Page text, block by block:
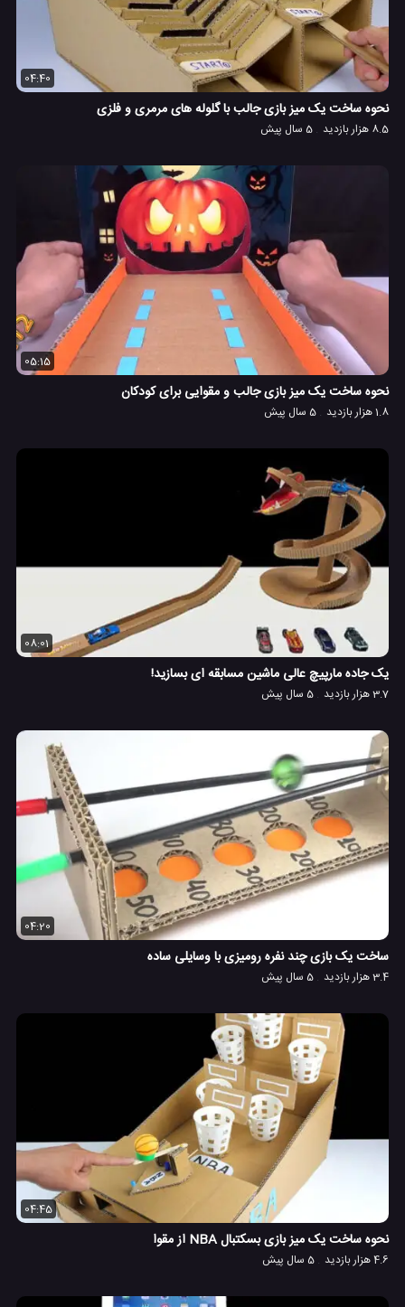
04:40
نحوه ساخت یک میز بازی جالب با گلوله های مرمری و فلزی
8.5 هزار بازدید 5 سال پیش
05:15
نحوه ساخت یک میز بازی جالب و مقوایی برای کودکان
1.8 هزار بازدید 5 سال پیش
08:01
یک جاده مارپیچ عالی ماشین مسابقه ای بسازید!
3.7 هزار بازدید 5 سال پیش
04:20
ساخت یک بازی چند نفره رومیزی با وسایلی ساده
3.4 هزار بازدید 5 سال پیش
04:45
نحوه ساخت یک میز بازی بسکتبال NBA از مقوا
4.6 هزار بازدید 5 سال پیش